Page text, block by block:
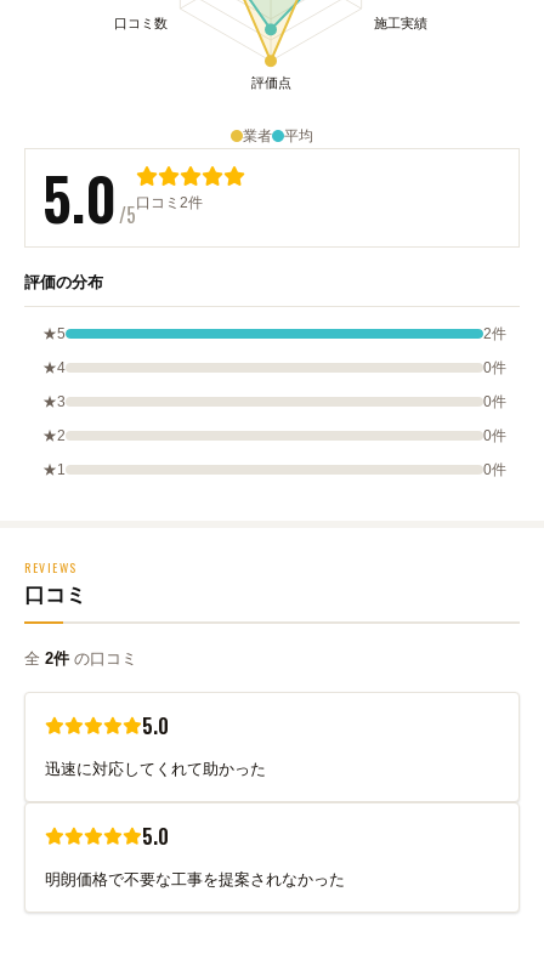
業者 平均
5.0 /5口コミ2件
評価の分布
★5
2件
★4
0件
★3
0件
★2
0件
★1
0件
REVIEWS
口コミ
全 2件 の口コミ
5.0
迅速に対応してくれて助かった
5.0
明朗価格で不要な工事を提案されなかった